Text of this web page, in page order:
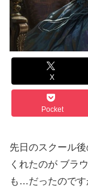
X
Pocket
先日のスクール
くれたのが ブラ
も…だったのです